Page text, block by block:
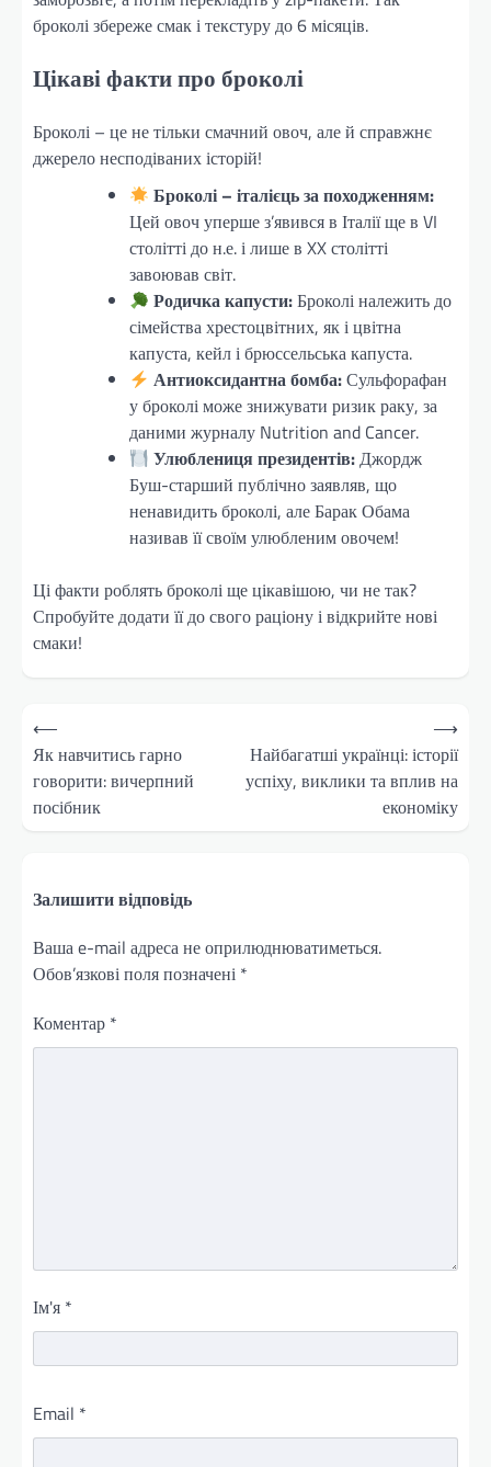
броколі збереже смак і текстуру до 6 місяців.
Цікаві факти про броколі
Броколі – це не тільки смачний овоч, але й справжнє
джерело несподіваних історій!
Броколі – італієць за походженням:
Цей овоч уперше з’явився в Італії ще в VI
столітті до н.е. і лише в XX столітті
завоював світ.
Родичка капусти:Броколі належить до
сімейства хрестоцвітних, як і цвітна
капуста, кейл і брюссельська капуста.
Антиоксидантна бомба:Сульфорафан
у броколі може знижувати ризик раку, за
даними журналу Nutrition and Cancer.
Улюблениця президентів:Джордж
Буш-старший публічно заявляв, що
ненавидить броколі, але Барак Обама
називав її своїм улюбленим овочем!
Ці факти роблять броколі ще цікавішою, чи не так?
Спробуйте додати її до свого раціону і відкрийте нові
смаки!
Навігація
записів
⟵
Як навчитись гарно
говорити: вичерпний
посібник
Найбагатші українці: історії
успіху, виклики та вплив на
економіку
⟶
Залишити відповідь
Ваша e-mail адреса не оприлюднюватиметься.
Обов’язкові поля позначені *
Коментар *
Ім'я *
Email *